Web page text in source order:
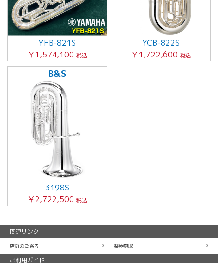
YFB-821S
￥1,574,100 税込
YCB-822S
￥1,722,600 税込
B&S
3198S
￥2,722,500 税込
関連リンク
店舗のご案内 楽器買取
ご利用ガイド